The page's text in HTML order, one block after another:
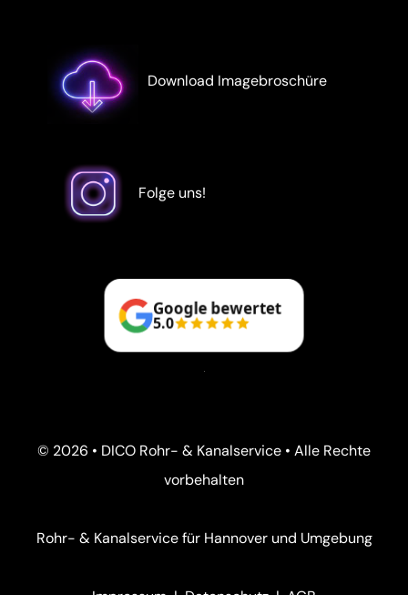
Download Imagebroschüre
Folge uns!
Google bewertet
5.0
© 2026 • DICO Rohr- & Kanalservice • Alle Rechte
vorbehalten
Rohr- & Kanalservice für Hannover und Umgebung